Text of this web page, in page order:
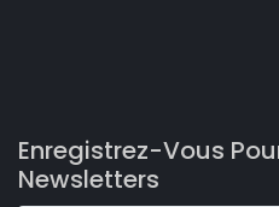
Enregistrez-Vous
Newsletters